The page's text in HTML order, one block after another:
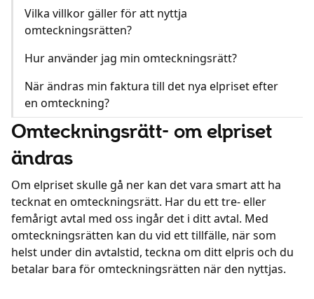
Vilka villkor gäller för att nyttja
omteckningsrätten?
Hur använder jag min omteckningsrätt?
När ändras min faktura till det nya elpriset efter
en omteckning?
Omteckningsrätt- om elpriset
ändras
Om elpriset skulle gå ner kan det vara smart att ha
tecknat en omteckningsrätt. Har du ett tre- eller
femårigt avtal med oss ingår det i ditt avtal. Med
omteckningsrätten kan du vid ett tillfälle, när som
helst under din avtalstid, teckna om ditt elpris och du
betalar bara för omteckningsrätten när den nyttjas.